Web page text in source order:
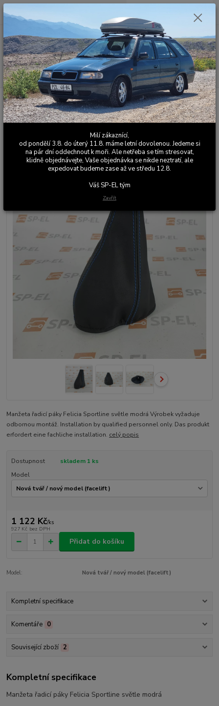
Menu
Hledat
Po - Pá 9:00 - 17:00
0,00 Kč
Úvod Kožené a látkové doplňky Škoda Felicia
Manžety řadící páky
Manžeta řadicí páky Felicia černá kůže, světle modrá
Manžeta řadicí páky Felicia černá
kůže, světle modrá
Manžeta řadicí páky Felicia Sportline světle modrá Výrobek vyžaduje
odbornou montáž. Installation by qualified personnel only. Das produkt
erfordert eine fachliche installation. celý popis
Dostupnost
skladem 1 ks
Model
1 122 Kč/ks
927 Kč bez DPH
Přidat do košíku
Model: Nová tvář / nový model (facelift)
Kompletní specifikace
Komentáře 0
Související zboží 2
Kompletní specifikace
Manžeta řadicí páky Felicia Sportline světle modrá
Milí zákaznící,
od pondělí 3.8. do úterý 11.8. máme letní dovolenou. Jedeme si
na pár dní oddechnout k moři. Ale netřeba se tím stresovat,
klidně objednávejte, Vaše objednávka se nikde neztratí, ale
expedovat budeme zase až ve středu 12.8.
Váš SP-EL tým
Zavřít